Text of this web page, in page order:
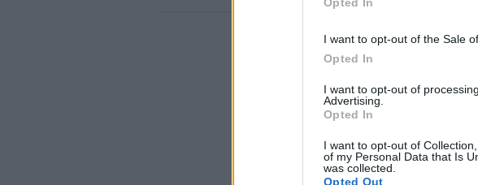
I want to opt-out of the Sale
Opted In
I want to opt-out of
Advertising.
Opted In
I want to opt-out of
of my Personal Data that Is
was collected.
Opted Out